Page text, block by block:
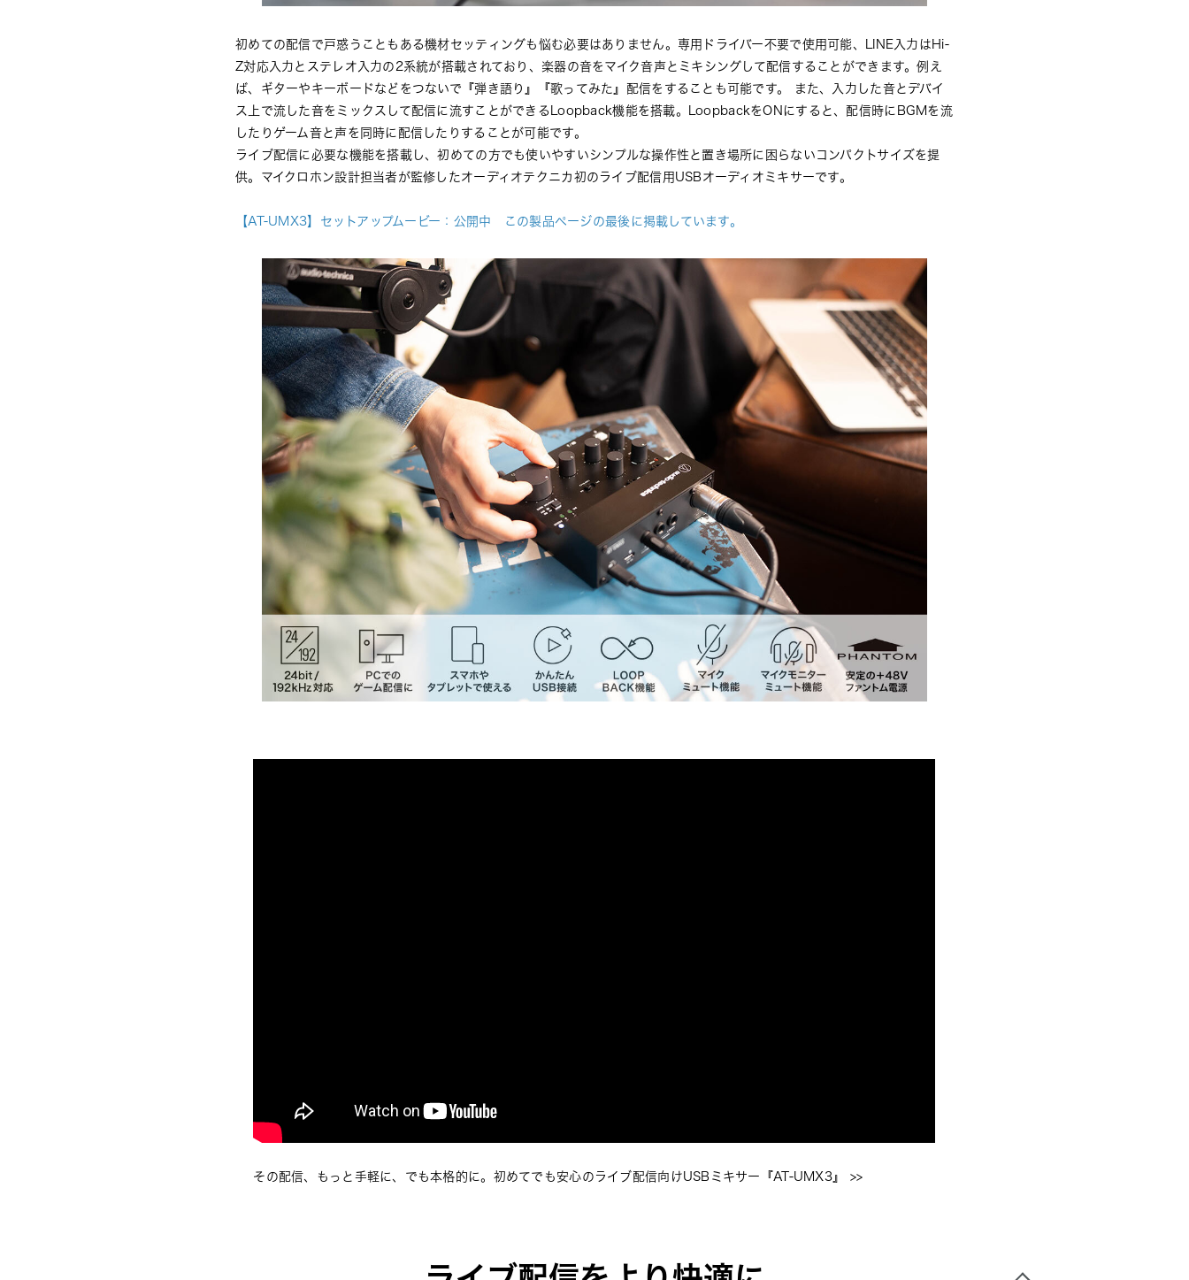
初めての配信で戸惑うこともある機材セッティングも悩む必要はありません。専用ドライバー不要で使用可能、LINE入力はHi-
Z対応入力とステレオ入力の2系統が搭載されており、楽器の音をマイク音声とミキシングして配信することができます。例え
ば、ギターやキーボードなどをつないで『弾き語り』『歌ってみた』配信をすることも可能です。 また、入力した音とデバイ
ス上で流した音をミックスして配信に流すことができるLoopback機能を搭載。LoopbackをONにすると、配信時にBGMを流
したりゲーム音と声を同時に配信したりすることが可能です。
ライブ配信に必要な機能を搭載し、初めての方でも使いやすいシンプルな操作性と置き場所に困らないコンパクトサイズを提
供。マイクロホン設計担当者が監修したオーディオテクニカ初のライブ配信用USBオーディオミキサーです。
【AT-UMX3】セットアップムービー：公開中　この製品ページの最後に掲載しています。
その配信、もっと手軽に、でも本格的に。初めてでも安心のライブ配信向けUSBミキサー『AT-UMX3』 >>